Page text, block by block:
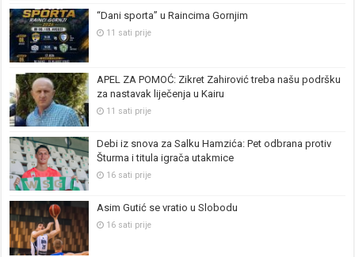
“Dani sporta” u Raincima Gornjim
11 sati prije
APEL ZA POMOĆ: Zikret Zahirović treba našu podršku
za nastavak liječenja u Kairu
11 sati prije
Debi iz snova za Salku Hamzića: Pet odbrana protiv
Šturma i titula igrača utakmice
16 sati prije
Asim Gutić se vratio u Slobodu
16 sati prije